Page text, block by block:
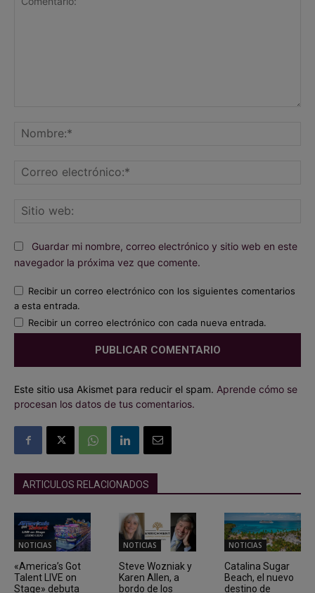
Guardar mi nombre, correo electrónico y sitio web en este
navegador la próxima vez que comente.
Recibir un correo electrónico con los siguientes comentarios
a esta entrada.
Recibir un correo electrónico con cada nueva entrada.
Este sitio usa Akismet para reducir el spam. Aprende cómo se
procesan los datos de tus comentarios.
ARTICULOS RELACIONADOS
NOTICIAS
«America’s Got
Talent LIVE on
Stage» debuta
NOTICIAS
Steve Wozniak y
Karen Allen, a
bordo de los
NOTICIAS
Catalina Sugar
Beach, el nuevo
destino de